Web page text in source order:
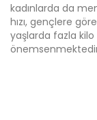
kadınlarda da
hızı, gençlere
yaşlarda fazla kilo